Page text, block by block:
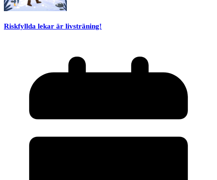
Riskfyllda lekar är livsträning!